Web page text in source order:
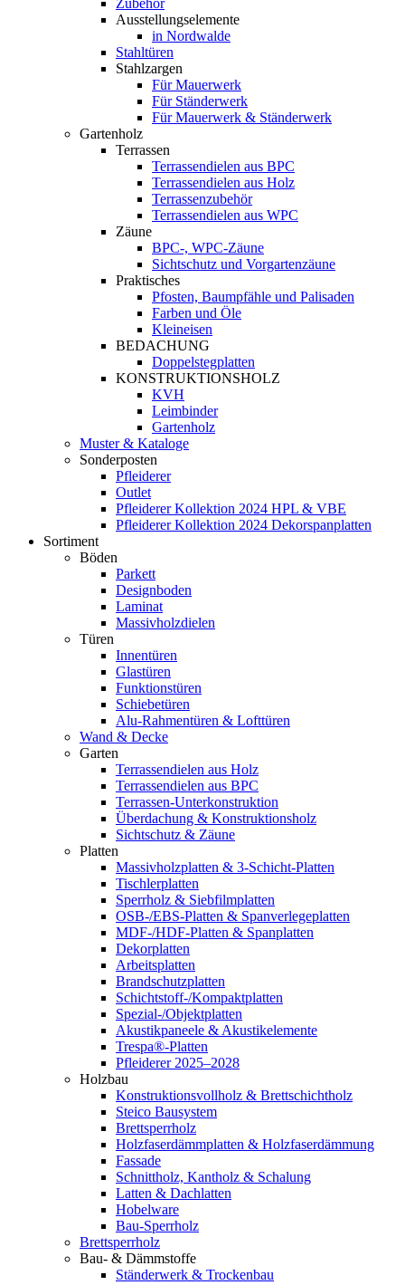
Ausstellungselemente
in Nordwalde
Stahltüren
Stahlzargen
Für Mauerwerk
Für Ständerwerk
Für Mauerwerk & Ständerwerk
Gartenholz
Terrassen
Terrassendielen aus BPC
Terrassendielen aus Holz
Terrassenzubehör
Terrassendielen aus WPC
Zäune
BPC-, WPC-Zäune
Sichtschutz und Vorgartenzäune
Praktisches
Pfosten, Baumpfähle und Palisaden
Farben und Öle
Kleineisen
BEDACHUNG
Doppelstegplatten
KONSTRUKTIONSHOLZ
KVH
Leimbinder
Gartenholz
Muster & Kataloge
Sonderposten
Pfleiderer
Outlet
Pfleiderer Kollektion 2024 HPL & VBE
Pfleiderer Kollektion 2024 Dekorspanplatten
Sortiment
Böden
Parkett
Designboden
Laminat
Massivholzdielen
Türen
Innentüren
Glastüren
Funktionstüren
Schiebetüren
Alu-Rahmentüren & Lofttüren
Wand & Decke
Garten
Terrassendielen aus Holz
Terrassendielen aus BPC
Terrassen-Unterkonstruktion
Überdachung & Konstruktionsholz
Sichtschutz & Zäune
Platten
Massivholzplatten & 3-Schicht-Platten
Tischlerplatten
Sperrholz & Siebfilmplatten
OSB-/EBS-Platten & Spanverlegeplatten
MDF-/HDF-Platten & Spanplatten
Dekorplatten
Arbeitsplatten
Brandschutzplatten
Schichtstoff-/Kompaktplatten
Spezial-/Objektplatten
Akustikpaneele & Akustikelemente
Trespa®-Platten
Pfleiderer 2025–2028
Holzbau
Konstruktionsvollholz & Brettschichtholz
Steico Bausystem
Brettsperrholz
Holzfaserdämmplatten & Holzfaserdämmung
Fassade
Schnittholz, Kantholz & Schalung
Latten & Dachlatten
Hobelware
Bau-Sperrholz
Brettsperrholz
Bau- & Dämmstoffe
Ständerwerk & Trockenbau